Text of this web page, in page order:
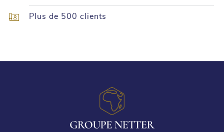
Plus de 500 clients